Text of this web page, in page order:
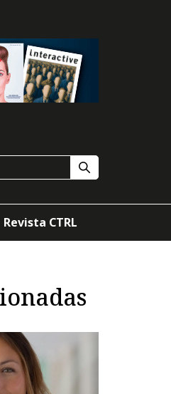
Revista CTRL